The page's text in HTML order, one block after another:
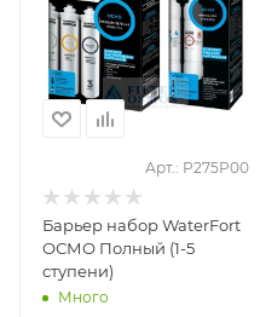
Арт.: Р275Р00
Барьер набор WaterFort
ОСМО Полный (1-5
ступени)
Много